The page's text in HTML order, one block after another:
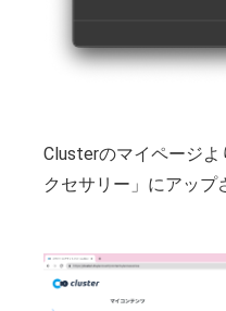
Clusterのマイページ
クセサリー」にアップ